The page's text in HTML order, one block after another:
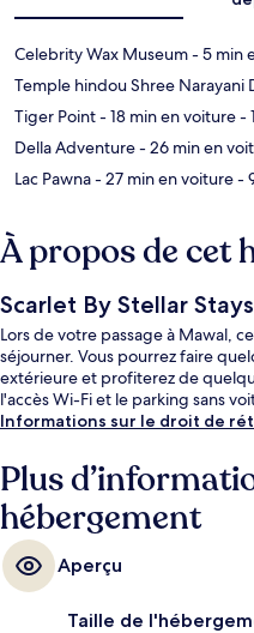
Celebrity Wax Museum- 5 min
Temple hindou Shree Narayani
Tiger Point- 18 min en voiture-
Della Adventure- 26 min en
Lac Pawna- 27 min en voiture-
À propos de cet
Scarlet By Stellar Stays
Lors de votre passage à Mawal,
séjourner. Vous pourrez faire
extérieure et profiterez de
l'accès Wi-Fi et le parking sans
Informations sur le droit de
Plus
hébergement
Aperçu
Taille de